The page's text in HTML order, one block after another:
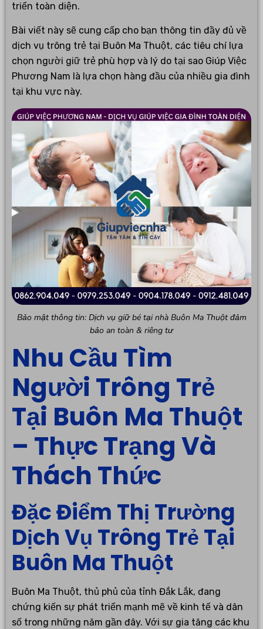
triển toàn diện.
Bài viết này sẽ cung cấp cho bạn thông tin đầy đủ về
dịch vụ trông trẻ tại Buôn Ma Thuột, các tiêu chí lựa
chọn người giữ trẻ phù hợp và lý do tại sao Giúp Việc
Phương Nam là lựa chọn hàng đầu của nhiều gia đình
tại khu vực này.
Bảo mật thông tin: Dịch vụ giữ bé tại nhà Buôn Ma Thuột đảm
bảo an toàn & riêng tư
Nhu Cầu Tìm
Người Trông Trẻ
Tại Buôn Ma Thuột
– Thực Trạng Và
Thách Thức
Đặc Điểm Thị Trường
Dịch Vụ Trông Trẻ Tại
Buôn Ma Thuột
Buôn Ma Thuột, thủ phủ của tỉnh Đắk Lắk, đang
chứng kiến sự phát triển mạnh mẽ về kinh tế và dân
số trong những năm gần đây. Với sự gia tăng các khu